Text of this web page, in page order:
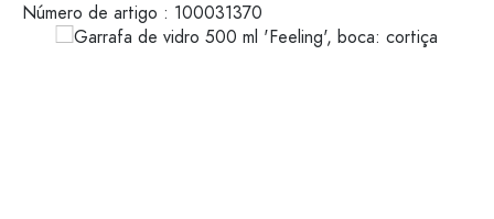
Número de artigo : 100031370